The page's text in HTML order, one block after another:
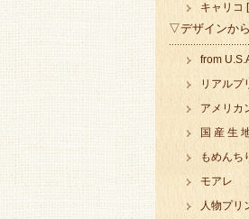
キャリコ
▽デザインか
from
リアルプ
アメリカ
国 産 生
もめんち
モアレ
人物プリ